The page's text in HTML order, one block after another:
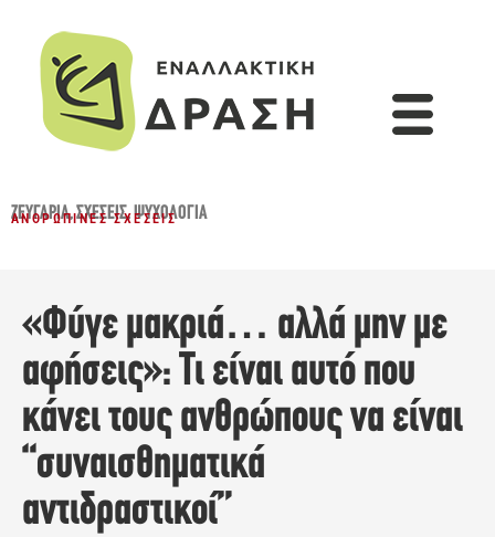
ΖΕΥΓΆΡΙΑ,ΣΧΈΣΕΙΣ,ΨΥΧΟΛΟΓΊΑ
ΑΝΘΡΏΠΙΝΕΣ ΣΧΈΣΕΙΣ
«Φύγε μακριά… αλλά μην με
αφήσεις»: Τι είναι αυτό που
κάνει τους ανθρώπους να είναι
“συναισθηματικά
αντιδραστικοί”